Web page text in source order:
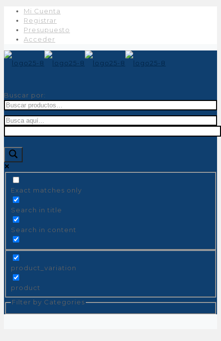
Mi Cuenta
Registrar
Presupuesto
Acceder
Buscar por:
Exact matches only
Search in title
Search in content
product_variation
product
Filter by Categories